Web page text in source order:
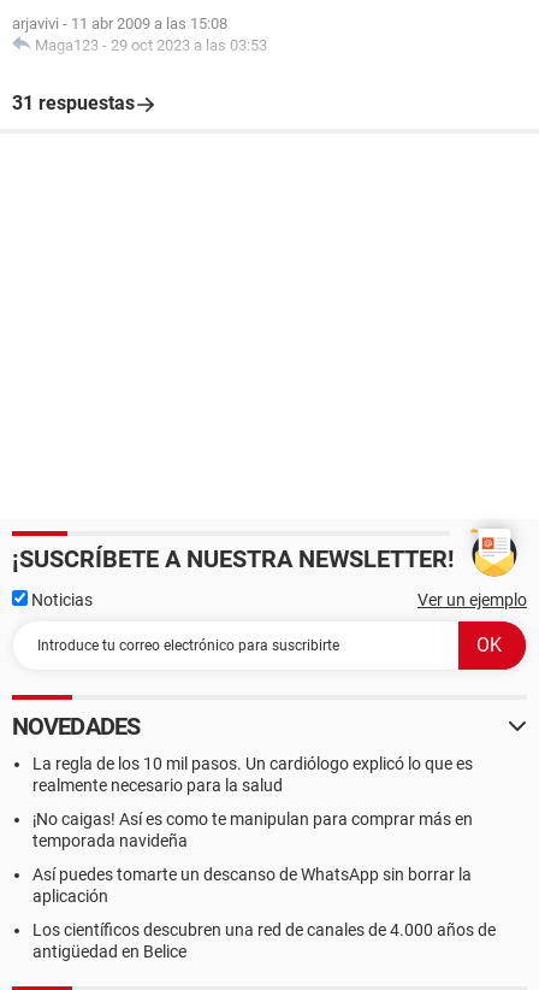
arjavivi - 11 abr 2009 a las 15:08
Maga123 - 29 oct 2023 a las 03:53
31 respuestas
¡SUSCRÍBETE A NUESTRA NEWSLETTER!
Noticias Ver un ejemplo
NOVEDADES
La regla de los 10 mil pasos. Un cardiólogo explicó lo que es
realmente necesario para la salud
¡No caigas! Así es como te manipulan para comprar más en
temporada navideña
Así puedes tomarte un descanso de WhatsApp sin borrar la
aplicación
Los científicos descubren una red de canales de 4.000 años de
antigüedad en Belice